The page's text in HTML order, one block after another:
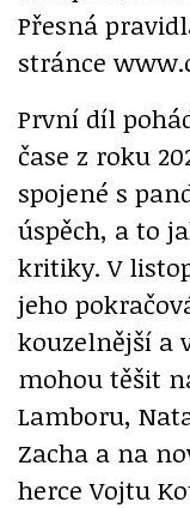
Přesná
stránce
První díl
čase z roku
spojené s
úspěch, a to
kritiky. V
jeho
kouzelnější a
mohou těšit
Lamboru,
Zacha a na
herce Vojtu